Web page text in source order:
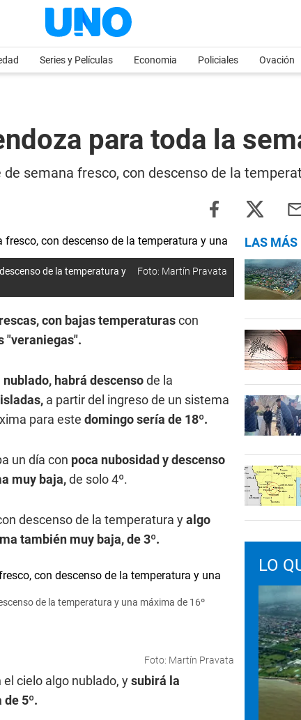
Series y Películas Economia Policiales Ovación
para toda la
semana fresco, con descenso de la
de la temperatura y
Foto: Martín Pravata
con bajas temperaturascon
"veraniegas".
habrá descensode la
a partir del ingreso de un sistema
para este domingo sería de 18º.
un día con poca nubosidad y descenso
muy baja,de solo 4º.
descenso de la temperatura yalgo
también muy baja, de 3º.
de la temperatura y una máxima de 16º
Foto: Martín Pravata
el cielo algo nublado, ysubirá la
5º.
LAS MÁS
LO